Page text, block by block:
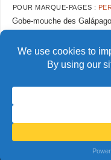
POUR MARQUE-PAGES :
Gobe-mouche des
© Alain Bidart
FIÈREMENT